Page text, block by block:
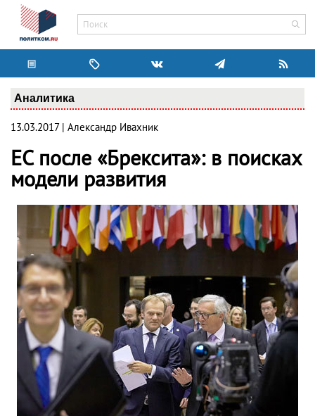
Аналитика
13.03.2017 | Александр Ивахник
ЕС после «Брексита»: в поисках
модели развития